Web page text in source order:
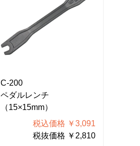
C-200
ペダルレンチ
（15×15mm）
税込価格 ￥3,091
税抜価格 ￥2,810